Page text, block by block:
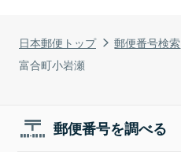
日本郵便トップ 郵便番号検索
富合町小岩瀬
郵便番号を調べる